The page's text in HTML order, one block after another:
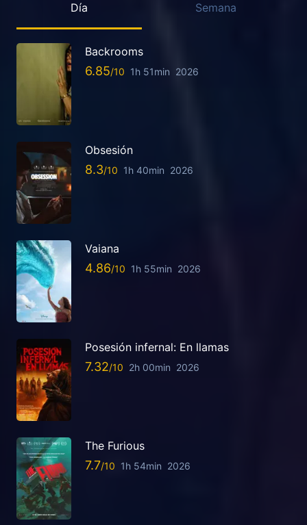
Día Semana
Backrooms
6.85 1h 51min 2026
Obsesión
8.3 1h 40min 2026
Vaiana
4.86 1h 55min 2026
Posesión infernal: En llamas
7.32 2h 00min 2026
The Furious
7.7 1h 54min 2026